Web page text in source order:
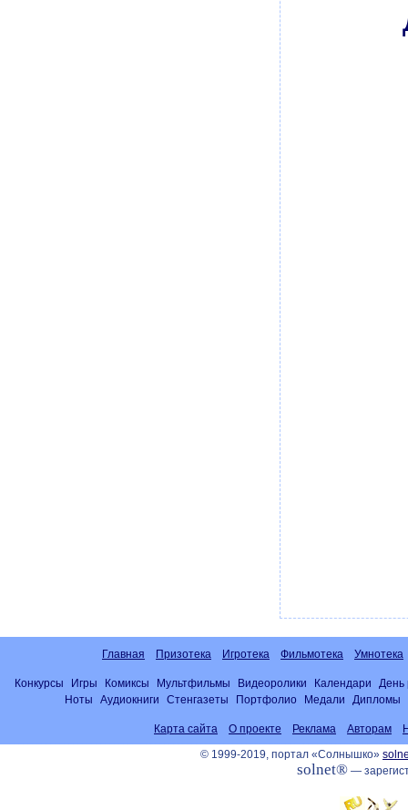
Главная Призотека Игротека Фильмотека Умнотека
Конкурсы Игры Комиксы Мультфильмы Видеоролики Календари
День
Ноты
Аудиокниги Стенгазеты Портфолио Медали Дипломы
Карта сайта О проекте Реклама Авторам
© 1999-2019, портал «Солнышко»
solnet®—